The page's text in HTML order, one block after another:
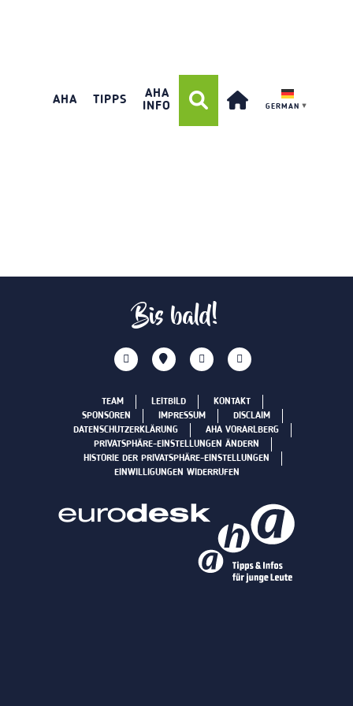
AHA TIPPS
AHA
INFO
GERMAN ▼
Bis bald!
TEAM LEITBILD
KONTAKT
SPONSOREN
IMPRESSUM
DISCLAIM
DATENSCHUTZERKLÄRUNG
AHA VORARLBERG
PRIVATSPHÄRE-EINSTELLUNGEN ÄNDERN
HISTORIE DER PRIVATSPHÄRE-EINSTELLUNGEN
EINWILLIGUNGEN WIDERRUFEN